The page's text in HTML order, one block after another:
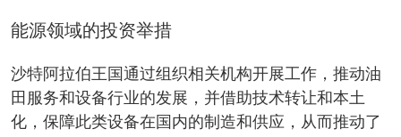
能源领域的投资举措
沙特阿拉伯王国通过组织相关机构开展工作，推动油
田服务和设备行业的发展，并借助技术转让和本土
化，保障此类设备在国内的制造和供应，从而推动了